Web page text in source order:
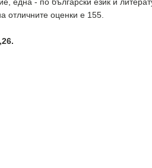
отличните оценки е 155.